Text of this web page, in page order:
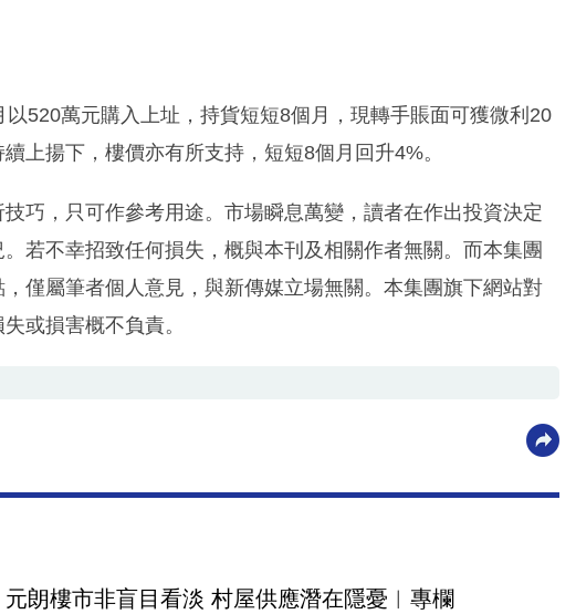
520萬元購入上址，持貨短短8個月，現轉手賬面可獲微利20
上揚下，樓價亦有所支持，短短8個月回升4%。
巧，只可作參考用途。市場瞬息萬變，讀者在作出投資決定
若不幸招致任何損失，概與本刊及相關作者無關。而本集團
僅屬筆者個人意見，與新傳媒立場無關。本集團旗下網站對
或損害概不負責。
元朗樓市非盲目看淡 村屋供應潛在隱憂︳專欄